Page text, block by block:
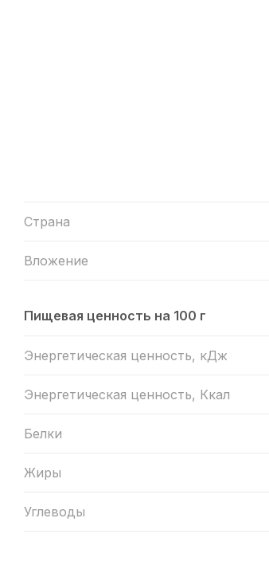
Страна
Вложение
Пищевая ценность на 100 г
Энергетическая ценность, кДж
Энергетическая ценность, Ккал
Белки
Жиры
Углеводы